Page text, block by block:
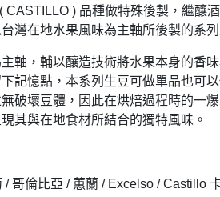
CASTILLO ) 品種做特殊後製，繼釀
灣在地水果風味為主軸所後製的系列
軸，輔以釀造技術將水果本身的香
記憶點，本系列生豆可做單品也可
破壞豆體，因此在烘焙過程時的一
其與在地食材所結合的獨特風味。
/ 哥倫比亞 / 蕙蘭 / Excelso / Castillo